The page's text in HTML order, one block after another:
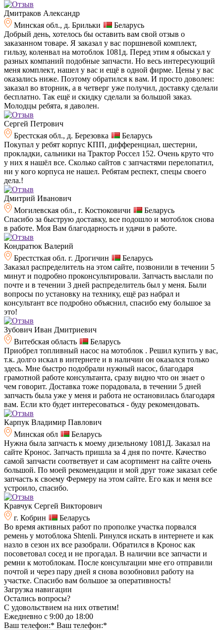
Дмитраков Александр
Минская обл., д. Брильки
Беларусь
Добрый день, хотелось бы оставить вам свой отзыв о
заказанном товаре. Я заказал у вас поршневой комплект,
гильзу, коленвал на мотоблок 1081д. Перед этим я обыскал у
разных компаний подобные запчасти. Но весь интересующий
меня комплект, нашел у вас и ещё в одной фирме. Цены у вас
оказались ниже. Поэтому обратился к вам. И просто доволен:
заказал во вторник, а в четверг уже получил, доставку сделали
бесплатно. Так ещё и скидку сделали за большой заказ.
Молодцы ребята, я даволен.
Сергей Петрович
Брестская обл., д. Березовка
Беларусь
Покупал у ребят корпус КПП, дифференциал, шестерни,
прокладки, сальники на Трактор Россел 152. Очень круто что
у них я нашёл все. Сколько сайтов с запчастями перелопатил,
ни у кого корпуса не нашел. Ребятам респект, спецы своего
дела.!
Дмитрий Иванович
Могилевская обл., г. Костюковичи
Беларусь
Спасибо за быструю доставку, все подошло и мотоблок снова
в работе. Моя Вам благодарность и удачи в работе.
Кондратюк Валерий
Брестсткая обл. г. Дрогичин
Беларусь
Заказал распределитель на этом сайте, позвонили в течении 5
минут и подробно проконсультировали. Запчасть выслали по
почте и в течении 3 дней распределитель был у меня. Были
вопросы по установку на технику, ещё раз набрал и
консультант все подробно объяснил, спасибо ему большое за
это!
Зубович Иван Дмитриевич
Витебская область
Беларусь
Приобрел топливный насос на мотоблок . Решил купить у вас,
т.к. долго искал в интернете и в наличии он оказался только
здесь. Мне быстро подобрали нужный насос, благодаря
грамотной работе консультанта, сразу видно что он знает о
чем говорит. Доставка тоже порадовала, в течении 5 дней
запчасть была уже у меня и работа не остановилась благодаря
вам. Если кто будет интересоваться - буду рекомендовать.
Карпук Владимир Павлович
Минская обл
Беларусь
Нужна была запчасть к моему дизельному 1081Д. Заказал на
сайте Кронос. Запчасть пришла за 4 дня по почте. Качество
самой запчасти соответвует и сам асортимент на сайте очень
большой. По моей рекомендации и мой друг тоже заказал себе
запчасть к своему Фермеру на этом сайте. Его как и меня все
устроило, спасибо.
Кравчук Сергей Викторович
г. Кобрин
Беларусь
Во время активных работ по прополке участка порвался
ремень у мотоблока Shtenli. Ринулся искать в интернете и как
назло в сезон их все разобрали. Обратился в Кронос как
посоветовал сосед и не прогадал. В наличии все запчасти и
ремни к мотоблокам. После консультации мне его отправили
почтой и через пару дней я снова возобновил работу на
участке. Спасибо вам большое за оперативность!
Загрузка навигации
Остались вопросы?
C удовольствием на них ответим!
Ежедневно с 9:00 до 18:00
Ваш телефон:* Ваш телефон:*